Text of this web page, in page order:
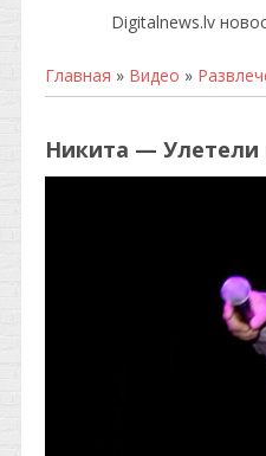
Digitalnews.lv
Главная » Видео »
Никита — Улетели